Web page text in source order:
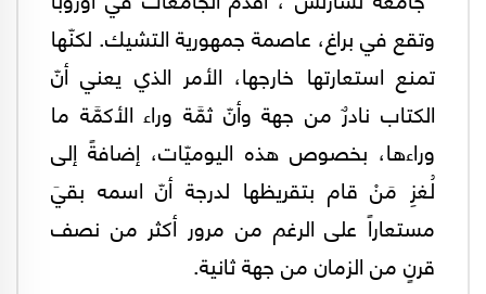
وتقع في براغ، عاصمة جمهورية التشيك. لكنّها
تمنع استعارتها خارجها، الأمر الذي يعني أنّ
الكتاب نادرٌ من جهة وأنّ ثمَّة وراء الأكمَّة ما
وراءها، بخصوص هذه اليوميّات، إضافةً إلى
لُغزِ مَنْ قام بتقريظها لدرجة أنّ اسمه بقيَ
مستعاراً على الرغم من مرور أكثر من نصف
قرنٍ من الزمان من جهة ثانية.